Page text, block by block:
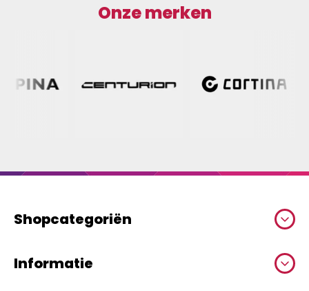
Onze merken
Shopcategoriën
Informatie